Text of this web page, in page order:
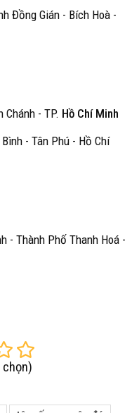
Đồng Gián - Bích Hoà -
Chánh - TP. Hồ Chí Minh
- Tân Phú - Hồ Chí
- Thành Phố Thanh Hoá -
chọn)